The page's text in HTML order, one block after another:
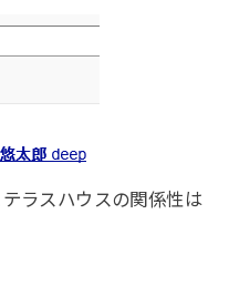
ラスハウスの関係性は